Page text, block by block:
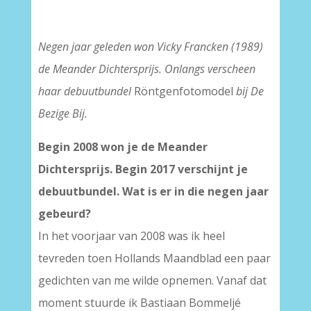
Negen jaar geleden won Vicky Francken (1989)
de Meander Dichtersprijs. Onlangs verscheen
haar debuutbundelRöntgenfotomodel bij De
Bezige Bij.
Begin 2008 won je de Meander
Dichtersprijs. Begin 2017 verschijnt je
debuutbundel. Wat is er in die negen jaar
gebeurd?
In het voorjaar van 2008 was ik heel
tevreden toen Hollands Maandblad een paar
gedichten van me wilde opnemen. Vanaf dat
moment stuurde ik Bastiaan Bommeljé